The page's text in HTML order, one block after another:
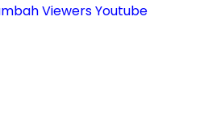
Viewers Youtube